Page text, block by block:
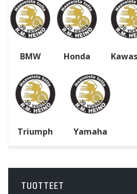
BMW Honda
Triumph Yamaha
TUOTTEET